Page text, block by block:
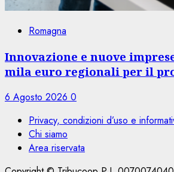
Romagna
Innovazione e nuove
mila euro regionali per il
6 Agosto 2026 0
Privacy, condizioni d’uso e
Chi siamo
Area riservata